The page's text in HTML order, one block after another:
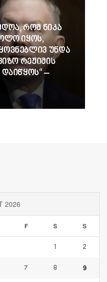
რომ ნიკა
იყოს,
უნდა
რეჟიმის
–
2026
F S S
1 2
7 8 9